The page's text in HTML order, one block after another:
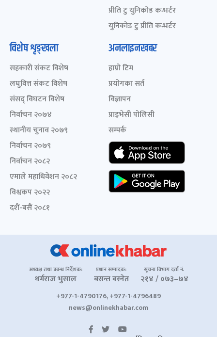
प्रीति टु युनिकोड कन्भर्टर
युनिकोड टु प्रीति कन्भर्टर
विशेष शृङ्खला
सहकारी संकट विशेष
लघुवित्त संकट विशेष
संसद् विघटन विशेष
निर्वाचन २०७४
स्थानीय चुनाव २०७९
निर्वाचन २०७९
निर्वाचन २०८२
एमाले महाधिवेशन २०८२
विश्वकप २०२२
दशैं-बसैं २०८१
अनलाइनखबर
हाम्रो टिम
प्रयोगका सर्त
विज्ञापन
प्राइभेसी पोलिसी
सम्पर्क
अध्यक्ष तथा प्रबन्ध निर्देशक:
धर्मराज भुसाल
प्रधान सम्पादक:
बसन्त बस्नेत
सूचना विभाग दर्ता नं.
२१४ / ०७३–७४
+977-1-4790176, +977-1-4796489
news@onlinekhabar.com